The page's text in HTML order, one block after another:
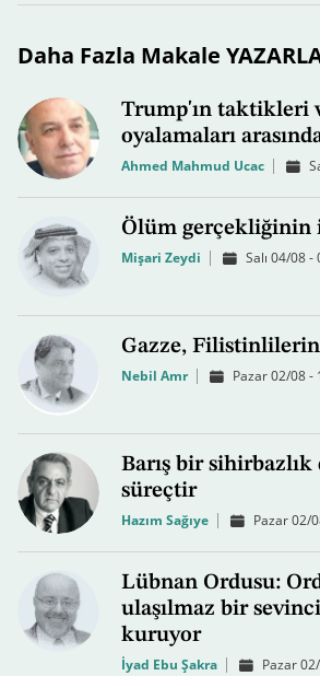
Daha Fazla Makale
Trump'ın taktikleri
oyalamaları
Ahmed Mahmud Ucac
Ölüm gerçekliğinin
Mişari Zeydi Salı 04/08 -
Gazze, Filistinlilerin
Nebil Amr Pazar 02/08 -
Barış bir
süreçtir
Hazım Sağıye Pazar 02/
Lübnan Ordusu:
ulaşılmaz bir
kuruyor
İyad Ebu Şakra Pazar